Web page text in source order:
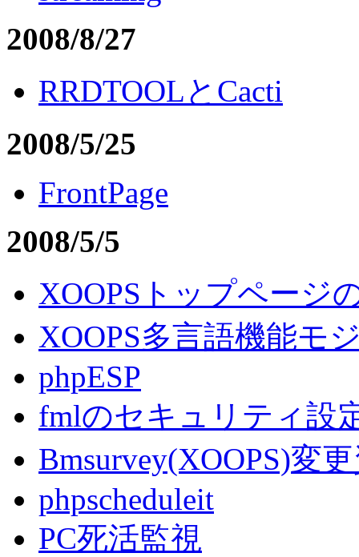
2008/8/27
RRDTOOLとCacti
2008/5/25
FrontPage
2008/5/5
XOOPSトップページ
XOOPS多言語機能モ
phpESP
fmlのセキュリティ設
Bmsurvey(XOOPS)変
phpscheduleit
PC死活監視